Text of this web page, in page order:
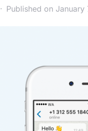
Published on January